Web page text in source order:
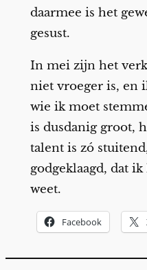
daarmee is het
gesust.
In mei zijn het
niet vroeger is, en
wie ik moet
is dusdanig groot,
talent is zó
godgeklaagd, dat
weet.
Facebook